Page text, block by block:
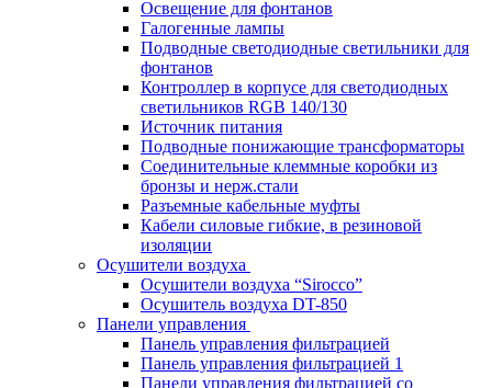
Освещение для фонтанов
Галогенные лампы
Подводные светодиодные светильники для
фонтанов
Контроллер в корпусе для светодиодных
светильников RGB 140/130
Источник питания
Подводные понижающие трансформаторы
Соединительные клеммные коробки из
бронзы и нерж.стали
Разъемные кабельные муфты
Кабели силовые гибкие, в резиновой
изоляции
Осушители воздуха
Осушители воздуха “Sirocco”
Осушитель воздуха DT-850
Панели управления
Панель управления фильтрацией
Панель управления фильтрацией 1
Панели управления фильтрацией cо